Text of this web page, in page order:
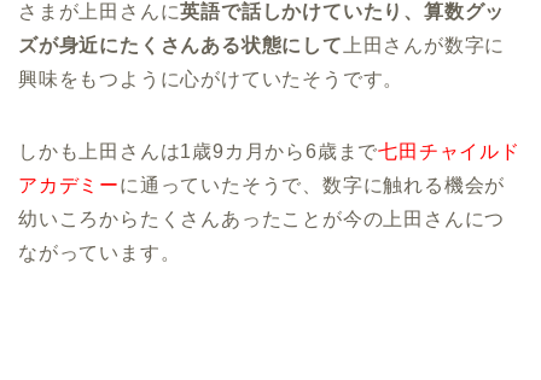
さまが上田さんに英語で話しかけていたり、算数グッ
ズが身近にたくさんある状態にして 上田さんが数字に
興味をもつように心がけていたそうです。
しかも上田さんは1歳9カ月から6歳まで七田チャイルド
アカデミーに通っていたそうで、数字に触れる機会が
幼いころからたくさんあったことが今の上田さんにつ
ながっています。